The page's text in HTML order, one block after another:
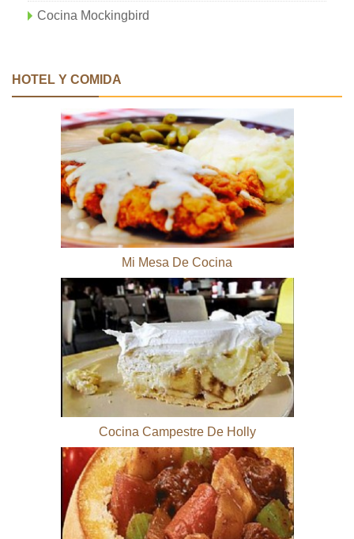
Cocina Mockingbird
HOTEL Y COMIDA
Mi Mesa De Cocina
Cocina Campestre De Holly